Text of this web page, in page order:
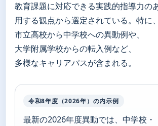
教育課題に対応できる実践的指導力の
用する観点から選定されている。特に、
市立高校から中学校への異動例や、
大学附属学校からの転入例など、
多様なキャリアパスが含まれる。
令和8年度（2026年）の内示例
最新の2026年度異動では、中学校・